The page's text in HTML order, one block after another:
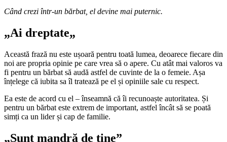
Când crezi într-un bărbat, el devine mai puternic.
„Ai dreptate„
Această frază nu este ușoară pentru toată lumea, deoarece fiecare din
noi are propria opinie pe care vrea să o apere. Cu atât mai valoros va
fi pentru un bărbat să audă astfel de cuvinte de la o femeie. Așa
înțelege că iubita sa îl tratează pe el și opiniile sale cu respect.
Ea este de acord cu el – înseamnă că îi recunoaște autoritatea. Și
pentru un bărbat este extrem de important, astfel încât să se poată
simți ca un lider și cap de familie.
„Sunt mandră de tine”